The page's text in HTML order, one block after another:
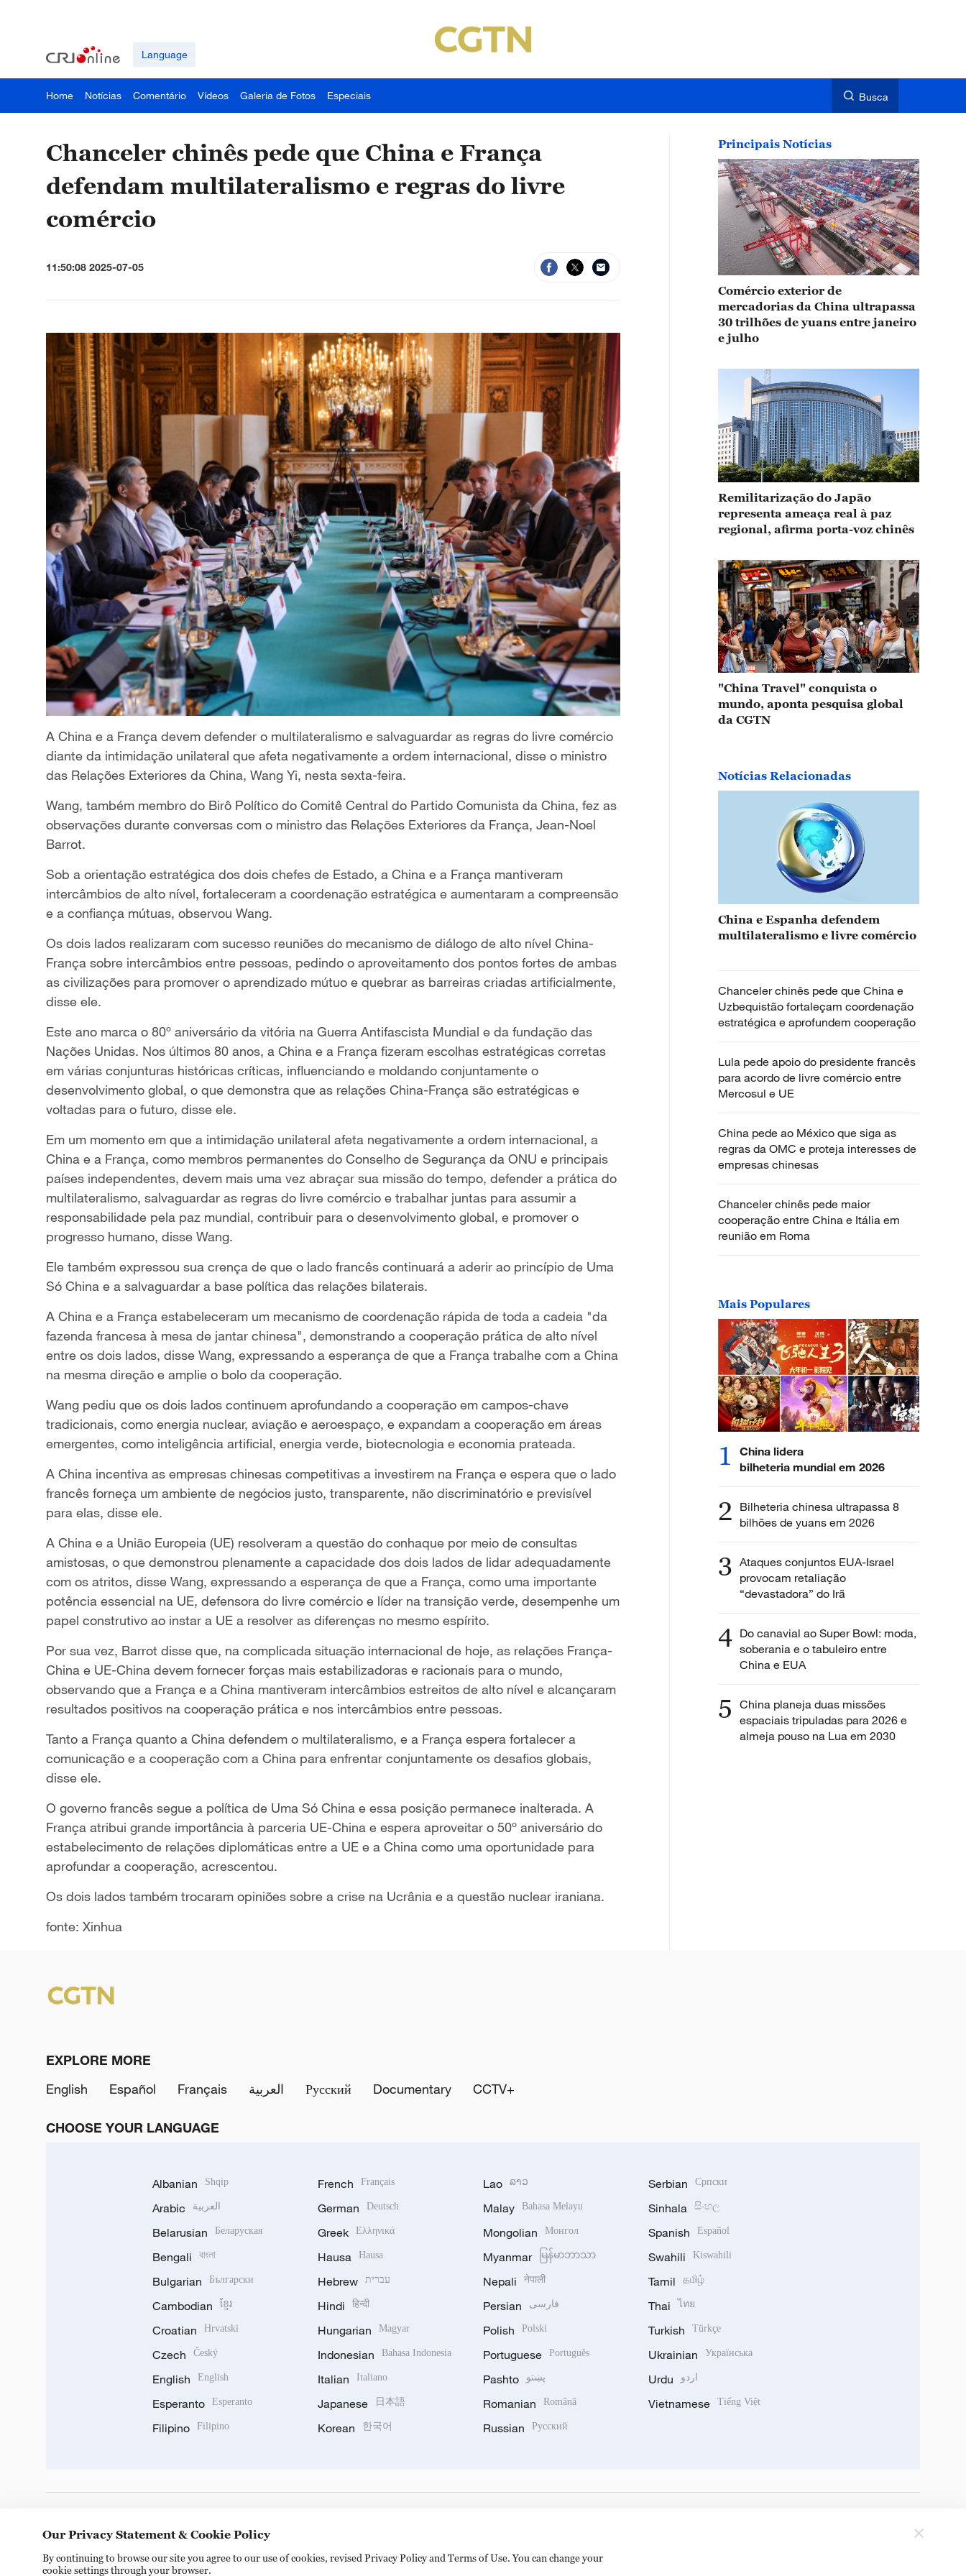
Language
Home Notícias Comentário Vídeos Galeria de Fotos Especiais Busca
Chanceler chinês pede que China e França
defendam multilateralismo e regras do livre
comércio
11:50:08 2025-07-05
A China e a França devem defender o multilateralismo e salvaguardar as regras do livre comércio
diante da intimidação unilateral que afeta negativamente a ordem internacional, disse o ministro
das Relações Exteriores da China, Wang Yi, nesta sexta-feira.
Wang, também membro do Birô Político do Comitê Central do Partido Comunista da China, fez as
observações durante conversas com o ministro das Relações Exteriores da França, Jean-Noel
Barrot.
Sob a orientação estratégica dos dois chefes de Estado, a China e a França mantiveram
intercâmbios de alto nível, fortaleceram a coordenação estratégica e aumentaram a compreensão
e a confiança mútuas, observou Wang.
Os dois lados realizaram com sucesso reuniões do mecanismo de diálogo de alto nível China-
França sobre intercâmbios entre pessoas, pedindo o aproveitamento dos pontos fortes de ambas
as civilizações para promover o aprendizado mútuo e quebrar as barreiras criadas artificialmente,
disse ele.
Este ano marca o 80º aniversário da vitória na Guerra Antifascista Mundial e da fundação das
Nações Unidas. Nos últimos 80 anos, a China e a França fizeram escolhas estratégicas corretas
em várias conjunturas históricas críticas, influenciando e moldando conjuntamente o
desenvolvimento global, o que demonstra que as relações China-França são estratégicas e
voltadas para o futuro, disse ele.
Em um momento em que a intimidação unilateral afeta negativamente a ordem internacional, a
China e a França, como membros permanentes do Conselho de Segurança da ONU e principais
países independentes, devem mais uma vez abraçar sua missão do tempo, defender a prática do
multilateralismo, salvaguardar as regras do livre comércio e trabalhar juntas para assumir a
responsabilidade pela paz mundial, contribuir para o desenvolvimento global, e promover o
progresso humano, disse Wang.
Ele também expressou sua crença de que o lado francês continuará a aderir ao princípio de Uma
Só China e a salvaguardar a base política das relações bilaterais.
A China e a França estabeleceram um mecanismo de coordenação rápida de toda a cadeia "da
fazenda francesa à mesa de jantar chinesa", demonstrando a cooperação prática de alto nível
entre os dois lados, disse Wang, expressando a esperança de que a França trabalhe com a China
na mesma direção e amplie o bolo da cooperação.
Wang pediu que os dois lados continuem aprofundando a cooperação em campos-chave
tradicionais, como energia nuclear, aviação e aeroespaço, e expandam a cooperação em áreas
emergentes, como inteligência artificial, energia verde, biotecnologia e economia prateada.
A China incentiva as empresas chinesas competitivas a investirem na França e espera que o lado
francês forneça um ambiente de negócios justo, transparente, não discriminatório e previsível
para elas, disse ele.
A China e a União Europeia (UE) resolveram a questão do conhaque por meio de consultas
amistosas, o que demonstrou plenamente a capacidade dos dois lados de lidar adequadamente
com os atritos, disse Wang, expressando a esperança de que a França, como uma importante
potência essencial na UE, defensora do livre comércio e líder na transição verde, desempenhe um
papel construtivo ao instar a UE a resolver as diferenças no mesmo espírito.
Por sua vez, Barrot disse que, na complicada situação internacional de hoje, as relações França-
China e UE-China devem fornecer forças mais estabilizadoras e racionais para o mundo,
observando que a França e a China mantiveram intercâmbios estreitos de alto nível e alcançaram
resultados positivos na cooperação prática e nos intercâmbios entre pessoas.
Tanto a França quanto a China defendem o multilateralismo, e a França espera fortalecer a
comunicação e a cooperação com a China para enfrentar conjuntamente os desafios globais,
disse ele.
O governo francês segue a política de Uma Só China e essa posição permanece inalterada. A
França atribui grande importância à parceria UE-China e espera aproveitar o 50º aniversário do
estabelecimento de relações diplomáticas entre a UE e a China como uma oportunidade para
aprofundar a cooperação, acrescentou.
Os dois lados também trocaram opiniões sobre a crise na Ucrânia e a questão nuclear iraniana.
fonte: Xinhua
Principais Notícias
Comércio exterior de
mercadorias da China ultrapassa
30 trilhões de yuans entre janeiro
e julho
Remilitarização do Japão
representa ameaça real à paz
regional, afirma porta-voz chinês
"China Travel" conquista o
mundo, aponta pesquisa global
da CGTN
Notícias Relacionadas
China e Espanha defendem
multilateralismo e livre comércio
Chanceler chinês pede que China e
Uzbequistão fortaleçam coordenação
estratégica e aprofundem cooperação
Lula pede apoio do presidente francês
para acordo de livre comércio entre
Mercosul e UE
China pede ao México que siga as
regras da OMC e proteja interesses de
empresas chinesas
Chanceler chinês pede maior
cooperação entre China e Itália em
reunião em Roma
Mais Populares
1
China lidera
bilheteria mundial em 2026
2 Bilheteria chinesa ultrapassa 8
bilhões de yuans em 2026
3 Ataques conjuntos EUA-Israel
provocam retaliação
“devastadora” do Irã
4 Do canavial ao Super Bowl: moda,
soberania e o tabuleiro entre
China e EUA
5 China planeja duas missões
espaciais tripuladas para 2026 e
almeja pouso na Lua em 2030
EXPLORE MORE
English
Español Français العربية Русский Documentary CCTV+
CHOOSE YOUR LANGUAGE
Albanian Shqip
Arabic العربية
Belarusian Беларуская
Bengali বাংলা
Bulgarian Български
Cambodian ខ្មែរ
Croatian Hrvatski
Czech Český
English English
Esperanto Esperanto
Filipino Filipino
French Français
German Deutsch
Greek Ελληνικά
Hausa Hausa
Hebrew עברית
Hindi हिन्दी
Hungarian Magyar
Indonesian Bahasa Indonesia
Italian Italiano
Japanese 日本語
Korean 한국어
Lao ລາວ
Malay Bahasa Melayu
Mongolian Монгол
Myanmar မြန်မာဘာသာ
Nepali नेपाली
Persian فارسی
Polish Polski
Portuguese Português
Pashto پښتو
Romanian Română
Russian Русский
Serbian Српски
Sinhala සිංහල
Spanish Español
Swahili Kiswahili
Tamil தமிழ்
Thai ไทย
Turkish Türkçe
Ukrainian Українська
Urdu اردو
Vietnamese Tiếng Việt
Our Privacy Statement & Cookie Policy
By continuing to browse our site you agree to our use of cookies, revised Privacy Policy and Terms of Use. You can change your
cookie settings through your browser.